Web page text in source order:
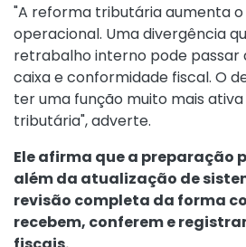
"A reforma tributária aumenta
operacional. Uma divergência
retrabalho interno pode passar
caixa e conformidade fiscal. O
ter uma função muito mais
tributária", adverte.
Ele afirma que a preparação
além da atualização de
revisão completa da forma
recebem, conferem e